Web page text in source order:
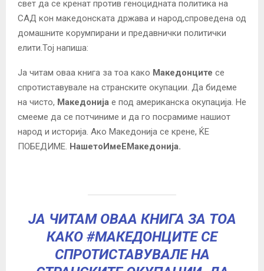
свет да се кренат против геноцидната политика на
САД кон македонската држава и народ,спроведена од
домашните корумпирани и предавнички политички
елити.Тој напиша:
Ја читам оваа книга за тоа како Македонците се
спротиставувале на странските окупации. Да бидеме
на чисто, Македонија е под американска окупација. Не
смееме да се потчиниме и да го посрамиме нашиот
народ и историја. Ако Македонија се крене, ЌЕ
ПОБЕДИМЕ. НашетоИмеЕМакедонија.
ЈА ЧИТАМ ОВАА КНИГА ЗА ТОА
КАКО #МАКЕДОНЦИТЕСЕ
СПРОТИСТАВУВАЛЕ НА